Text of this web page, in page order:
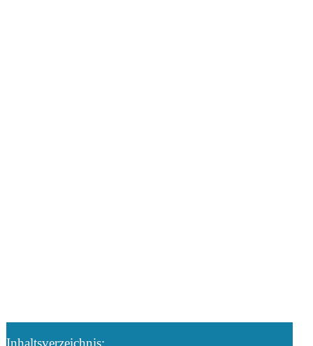
Inhaltsverzeichnis: